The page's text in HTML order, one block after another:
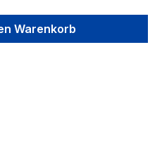
Wert
Warenkorb